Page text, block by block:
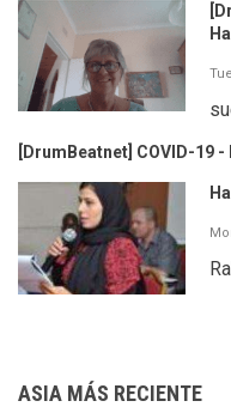
[DrumBeatnet] COVID-19
ASIA MÁS RECIENTE